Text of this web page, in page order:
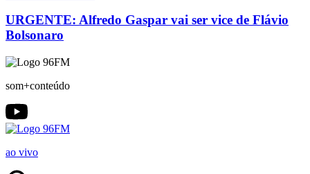
URGENTE: Alfredo Gaspar vai ser vice de Flávio
Bolsonaro
som+conteúdo
ao vivo